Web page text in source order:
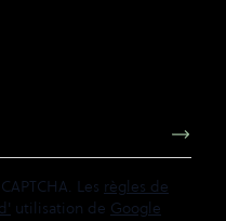
Les règles de
utilisation de Google